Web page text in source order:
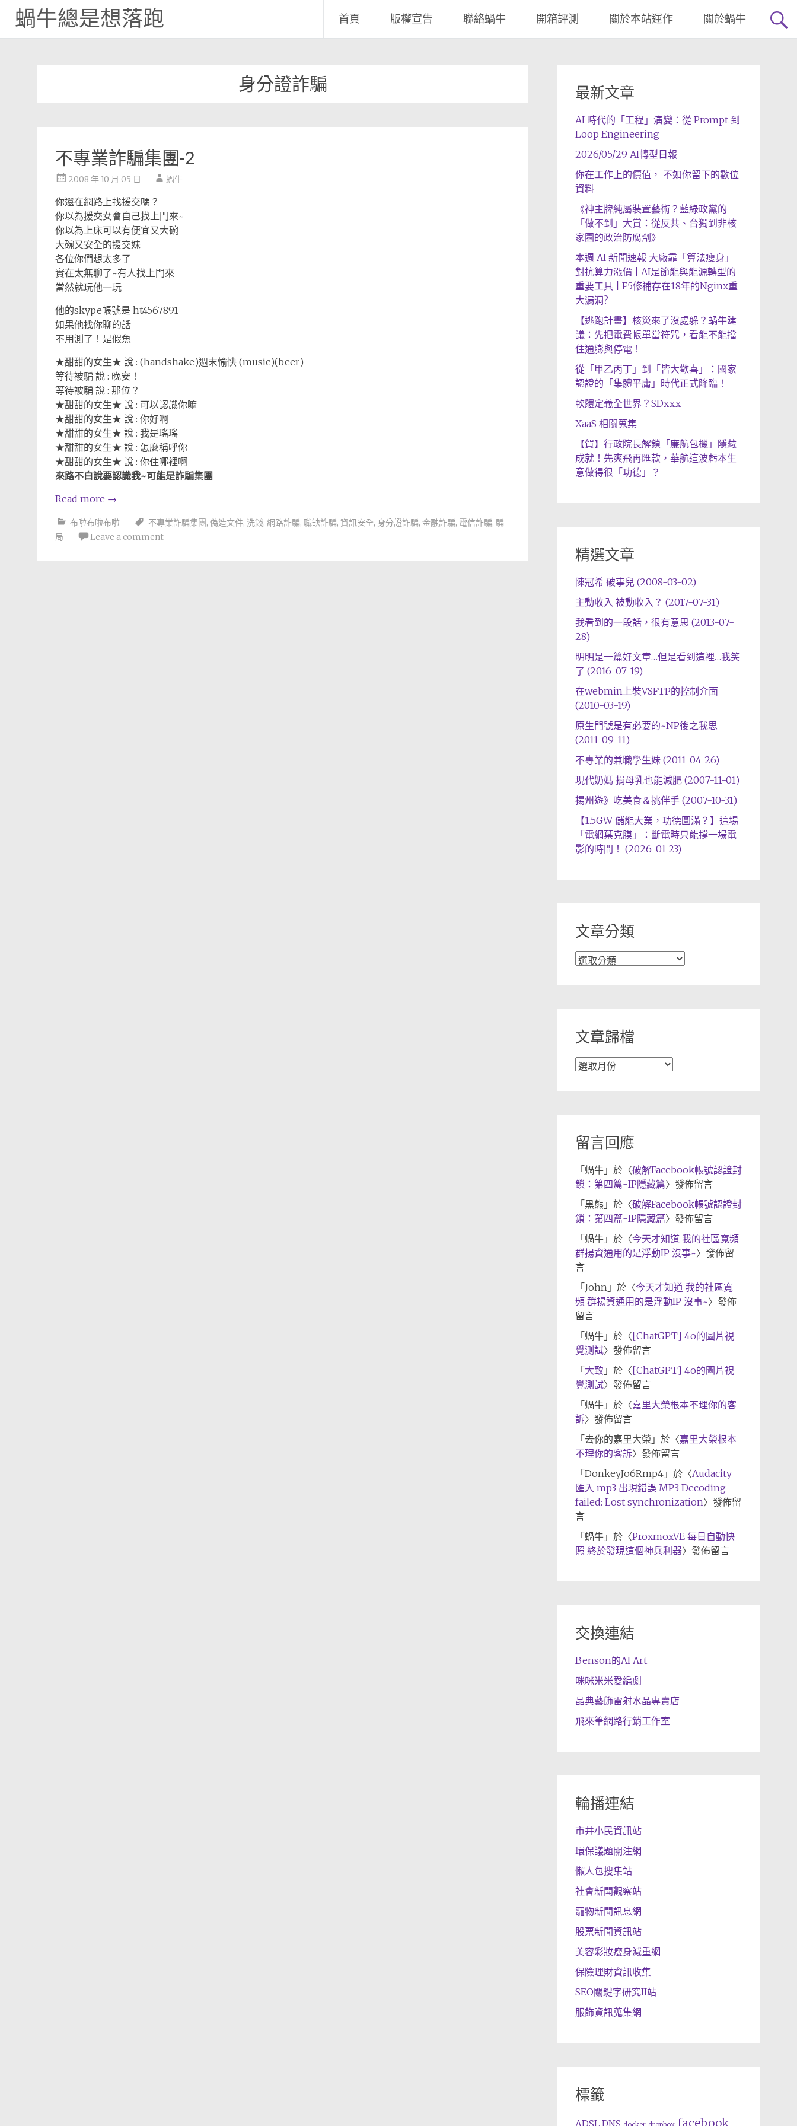
蝸牛總是想落跑 首頁 版權宣告 聯絡蝸牛 開箱評測 關於本站運作 關於蝸牛
身分證詐騙
不專業詐騙集團-2
2008 年 10 月 05 日 蝸牛
你還在網路上找援交嗎？
你以為援交女會自己找上門來~
你以為上床可以有便宜又大碗
大碗又安全的援交妹
各位你們想太多了
實在太無聊了~有人找上門來
當然就玩他一玩
他的skype帳號是 ht4567891
如果他找你聊的話
不用測了！是假魚
★甜甜的女生★ 說 : (handshake)週末愉快 (music)(beer)
等待被騙 說 : 晚安！
等待被騙 說 : 那位？
★甜甜的女生★ 說 : 可以認識你嘛
★甜甜的女生★ 說 : 你好啊
★甜甜的女生★ 說 : 我是瑤瑤
★甜甜的女生★ 說 : 怎麼稱呼你
★甜甜的女生★ 說 : 你住哪裡啊
來路不白說要認識我~可能是詐騙集團
Read more →
布啦布啦布啦 不專業詐騙集團, 偽造文件, 洗錢, 網路詐騙, 職缺詐騙, 資訊安全, 身分證詐騙, 金融詐騙, 電信詐騙, 騙
局
Leave a comment
最新文章
AI 時代的「工程」演變：從 Prompt 到
Loop Engineering
2026/05/29 AI轉型日報
你在工作上的價值， 不如你留下的數位
資料
《神主牌純屬裝置藝術？藍綠政黨的
「做不到」大賞：從反共、台獨到非核
家園的政治防腐劑》
本週 AI 新聞速報 大廠靠「算法瘦身」
對抗算力漲價 | AI是節能與能源轉型的
重要工具 | F5修補存在18年的Nginx重
大漏洞?
【逃跑計畫】核災來了沒處躲？蝸牛建
議：先把電費帳單當符咒，看能不能擋
住通膨與停電！
從「甲乙丙丁」到「皆大歡喜」：國家
認證的「集體平庸」時代正式降臨！
軟體定義全世界？SDxxx
XaaS 相關蒐集
【賀】行政院長解鎖「廉航包機」隱藏
成就！先爽飛再匯款，華航這波虧本生
意做得很「功德」？
精選文章
陳冠希 破事兒 (2008-03-02)
主動收入 被動收入？ (2017-07-31)
我看到的一段話，很有意思 (2013-07-
28)
明明是一篇好文章…但是看到這裡…我笑
了 (2016-07-19)
在webmin上裝VSFTP的控制介面
(2010-03-19)
原生門號是有必要的~NP後之我思
(2011-09-11)
不專業的兼職學生妹 (2011-04-26)
現代奶媽 捐母乳也能減肥 (2007-11-01)
揚州遊》吃美食＆挑伴手 (2007-10-31)
【1.5GW 儲能大業，功德圓滿？】這場
「電網葉克膜」：斷電時只能撐一場電
影的時間！ (2026-01-23)
文章分類
文
文章歸檔
文
留言回應
「 蝸牛」於〈破解Facebook帳號認證封
鎖：第四篇-IP隱藏篇〉發佈留言
「 黑熊 」於〈破解Facebook帳號認證封
鎖：第四篇-IP隱藏篇〉發佈留言
「 蝸牛」於〈今天才知道 我的社區寬頻
群揚資通用的是浮動IP 沒事~〉發佈留
言
「 John」於〈今天才知道 我的社區寬
頻 群揚資通用的是浮動IP 沒事~〉發佈
留言
「 蝸牛」於〈[ChatGPT] 4o的圖片視
覺測試〉發佈留言
「 大致 」於〈[ChatGPT] 4o的圖片視
覺測試〉發佈留言
「 蝸牛」於〈嘉里大榮根本不理你的客
訴〉發佈留言
「 去你的嘉里大榮 」於〈嘉里大榮根本
不理你的客訴〉發佈留言
「 DonkeyJo6Rmp4」於〈Audacity
匯入 mp3 出現錯誤 MP3 Decoding
failed: Lost synchronization〉發佈留
言
「 蝸牛」於〈ProxmoxVE 每日自動快
照 終於發現這個神兵利器〉發佈留言
交換連結
Benson的AI Art
咪咪米米愛編劇
晶典藝飾雷射水晶專賣店
飛來筆網路行銷工作室
輪播連結
市井小民資訊站
環保議題關注網
懶人包搜集站
社會新聞觀察站
寵物新聞訊息網
股票新聞資訊站
美容彩妝瘦身減重網
保險理財資訊收集
SEO關鍵字研究II站
服飾資訊蒐集網
標籤
facebook